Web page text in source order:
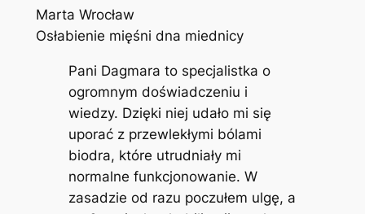
Marta Wrocław
Osłabienie mięśni dna miednicy
Pani Dagmara to specjalistka o
ogromnym doświadczeniu i
wiedzy. Dzięki niej udało mi się
uporać z przewlekłymi bólami
biodra, które utrudniały mi
normalne funkcjonowanie. W
zasadzie od razu poczułem ulgę, a